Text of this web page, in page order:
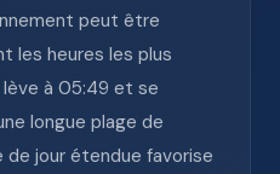
peut être
les heures les plus
lève à 05:49 et se
longue plage de
jour étendue favorise